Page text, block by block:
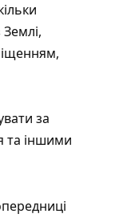
за
та іншими